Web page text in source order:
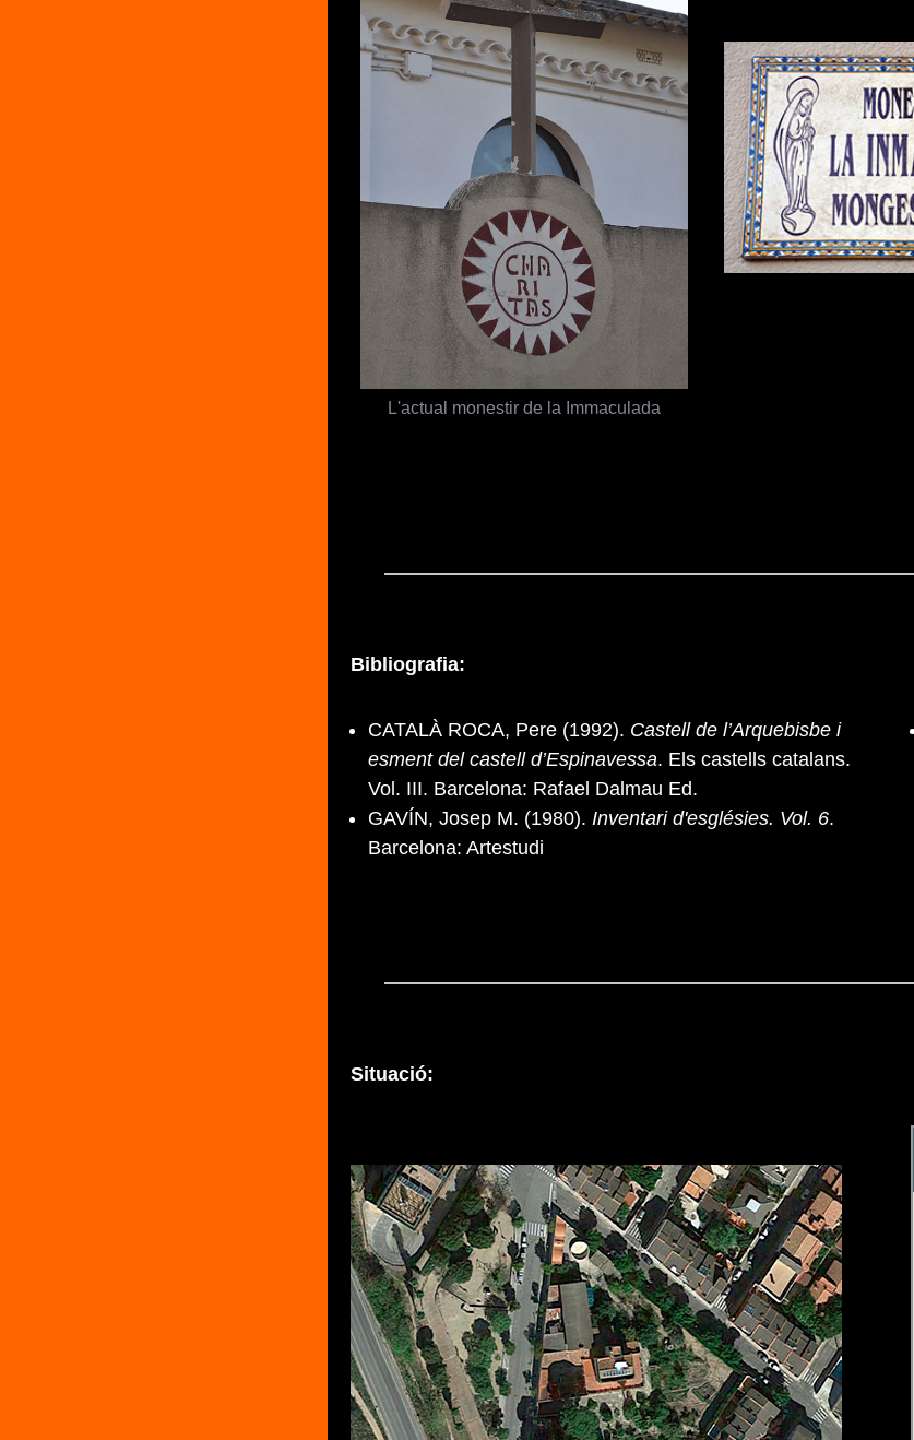
L'actual monestir de la Immaculada
Bibliografia:
CATALÀ ROCA, Pere (1992). Castell de l’Arquebisbe i
esment del castell d’Espinavessa. Els castells catalans.
Vol. III. Barcelona: Rafael Dalmau Ed.
GAVÍN, Josep M. (1980). Inventari d'esglésies. Vol. 6.
Barcelona: Artestudi
Situació: